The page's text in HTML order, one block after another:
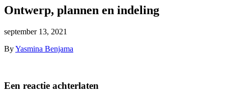
Ontwerp, plannen en indeling
september 13, 2021
ByYasmina Benjama
Een reactie achterlaten